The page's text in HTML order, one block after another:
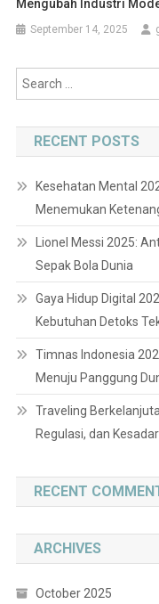
Mengubah Industri
September 14, 2025
RECENT POSTS
Kesehatan Mental
Menemukan
Lionel Messi 2025:
Sepak Bola Dunia
Gaya Hidup Digital
Kebutuhan Detoks
Timnas Indonesia
Menuju Panggung
Traveling
Regulasi, dan
RECENT
ARCHIVES
October 2025